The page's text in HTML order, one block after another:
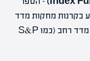
בקרנות מחקות מדד
נמוכות עמלות, שפשוט עוקבות אחרי מדד רחב (כמו S&P